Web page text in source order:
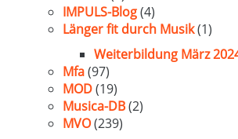
IMPULS-Blog(4)
Länger fit durch Musik(1)
Weiterbildung März
Mfa(97)
MOD(19)
Musica-DB(2)
MVO(239)